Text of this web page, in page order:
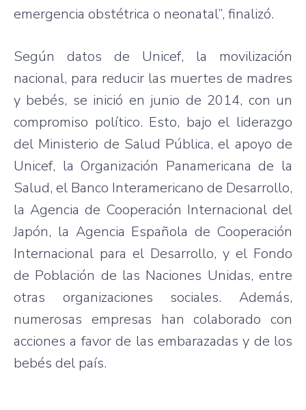
emergencia obstétrica o neonatal”, finalizó.
Según datos de Unicef, la movilización
nacional, para reducir las muertes de madres
y bebés, se inició en junio de 2014, con un
compromiso político. Esto, bajo el liderazgo
del Ministerio de Salud Pública, el apoyo de
Unicef, la Organización Panamericana de la
Salud, el Banco Interamericano de Desarrollo,
la Agencia de Cooperación Internacional del
Japón, la Agencia Española de Cooperación
Internacional para el Desarrollo, y el Fondo
de Población de las Naciones Unidas, entre
otras organizaciones sociales. Además,
numerosas empresas han colaborado con
acciones a favor de las embarazadas y de los
bebés del país.